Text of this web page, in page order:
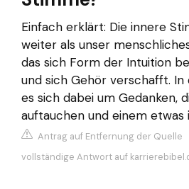
Einfach erklärt: Die innere
weiter als unser
das sich Form der Intuition
und sich Gehör verschafft. In
es sich dabei um Gedanken,
auftauchen und einem etwas
Antrag auf Entfernung der Quelle
vollständige Antwort auf